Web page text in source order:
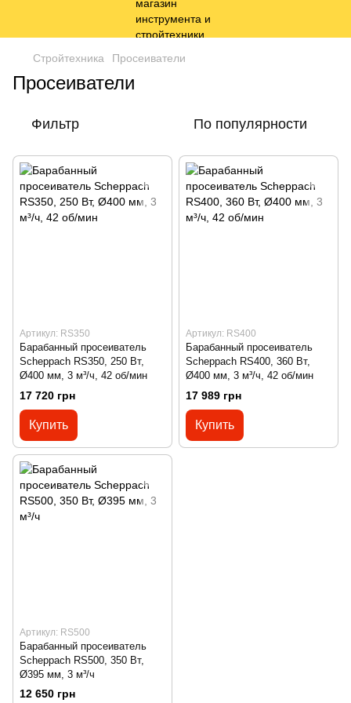
Стройтехника Просеиватели
Просеиватели
Фильтр По популярности
Артикул: RS350
Барабанный просеиватель
Scheppach RS350, 250 Вт,
Ø400 мм, 3 м³/ч, 42 об/мин
17 720 грн
Купить
Артикул: RS400
Барабанный просеиватель
Scheppach RS400, 360 Вт,
Ø400 мм, 3 м³/ч, 42 об/мин
17 989 грн
Купить
Артикул: RS500
Барабанный просеиватель
Scheppach RS500, 350 Вт,
Ø395 мм, 3 м³/ч
12 650 грн